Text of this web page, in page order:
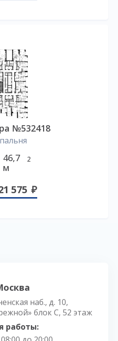
№532418
46,7
м
2
575
наб., д. 10,
блок С, 52 этаж
работы: